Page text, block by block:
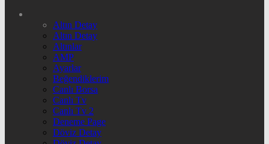
Altın Detay
Altın Detay
Altınlar
AMP
Ayarlar
Beğendiklerim
Canlı Borsa
Canlı Tv
Canlı Tv 2
Deneme Page
Döviz Detay